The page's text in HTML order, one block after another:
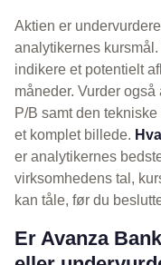
Aktien er
analytikernes
indikere et potentielt
måneder. Vurder
P/B samt den
et komplet billede.
er analytikernes
virksomhedens tal,
kan tåle, før du
Er Avanza